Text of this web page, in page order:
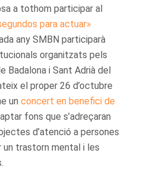
a tothom participar al
para actuar»
any SMBN participarà
organitzats pels
Badalona i Sant Adrià del
el proper 26 d’octubre
un concert en benefici de
fons que s’adreçaran
d’atenció a persones
trastorn mental i les